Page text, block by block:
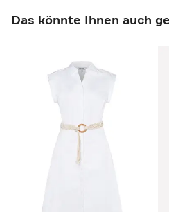
Das könnte Ihnen auch